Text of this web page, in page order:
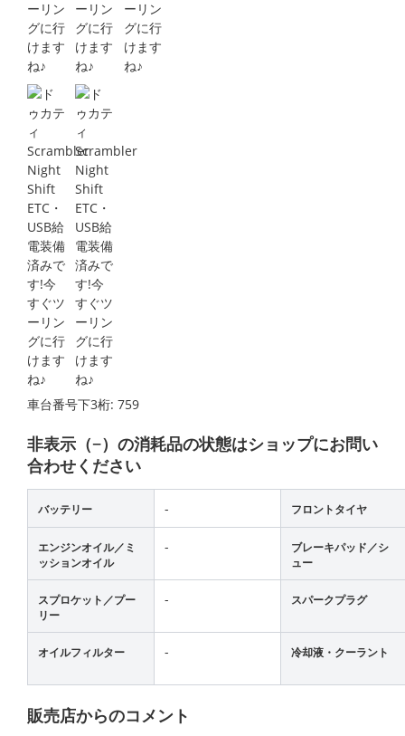
車台番号下3桁: 759
非表示（−）の消耗品の状態はショップにお問い
合わせください
バッテリー - フロントタイヤ
エンジンオイル／ミ
ッションオイル
-
ブレーキパッド／シ
ュー
スプロケット／プー
リー
- スパークプラグ
オイルフィルター - 冷却液・クーラント
販売店からのコメント